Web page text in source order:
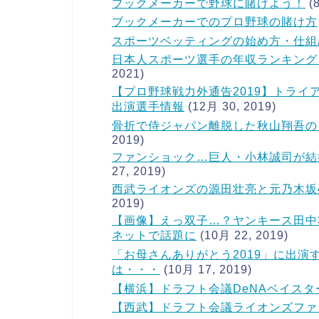
ブックメーカーで野球に賭けよう！
ブックメーカーでのプロ野球の賭け方
スポーツベッティングの始め方・仕
日本人スポーツ選手の年収ランキン
2021)
【プロ野球戦力外通告2019】トライ
出演選手情報 (12月 30, 2019)
骨折で侍ジャパン離脱した秋山翔吾
2019)
ファンショック…巨人・小林誠司が
27, 2019)
西武ライオンズの源田壮亮と元乃木
2019)
【画像】えっ双子…？ヤンキース田
ネットで話題に (10月 22, 2019)
「お母さんありがとう2019」に出演
は・・・
(10月 17, 2019)
【横浜】ドラフト会議DeNAベイス
【西武】ドラフト会議ライオンズフ